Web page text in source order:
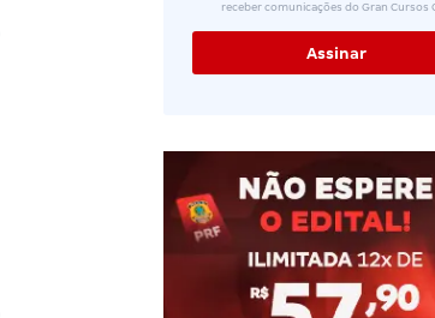
receber comunicações do Gran Cursos